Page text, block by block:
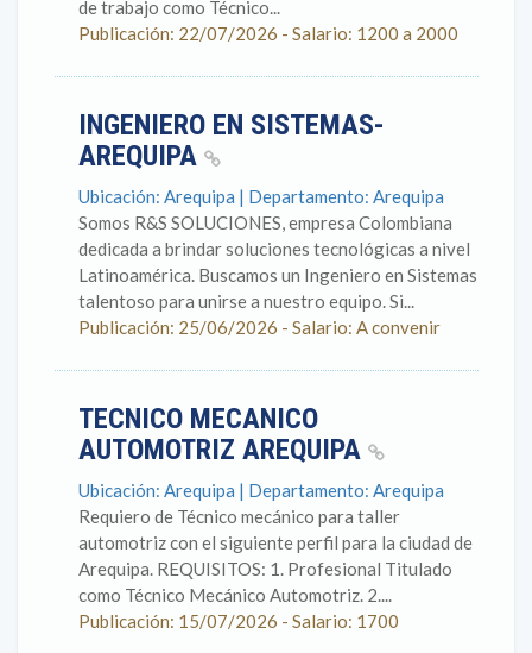
de trabajo como Técnico...
Publicación: 22/07/2026 - Salario: 1200 a 2000
INGENIERO EN SISTEMAS-
AREQUIPA
Ubicación: Arequipa | Departamento: Arequipa
Somos R&S SOLUCIONES, empresa Colombiana
dedicada a brindar soluciones tecnológicas a nivel
Latinoamérica. Buscamos un Ingeniero en Sistemas
talentoso para unirse a nuestro equipo. Si...
Publicación: 25/06/2026 - Salario: A convenir
TECNICO MECANICO
AUTOMOTRIZ AREQUIPA
Ubicación: Arequipa | Departamento: Arequipa
Requiero de Técnico mecánico para taller
automotriz con el siguiente perfil para la ciudad de
Arequipa. REQUISITOS: 1. Profesional Titulado
como Técnico Mecánico Automotriz. 2....
Publicación: 15/07/2026 - Salario: 1700